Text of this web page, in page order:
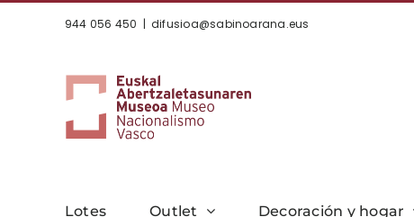
944 056 450 | difusioa@sabinoarana.eus
Lotes Outlet Decoración y hogar